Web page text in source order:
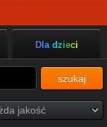
Dla dzieci
szukaj